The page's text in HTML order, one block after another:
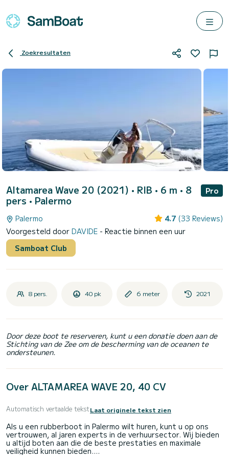
Zoekresultaten
Altamarea Wave 20 (2021) • RIB • 6 m • 8
pers • Palermo
Pro
Palermo 4.7 (33 Reviews)
Voorgesteld door DAVIDE - Reactie binnen een uur
Samboat Club
8 pers. 40 pk 6 meter 2021
Door deze boot te reserveren, kunt u een donatie doen aan de
Stichting van de Zee om de bescherming van de oceanen te
ondersteunen.
Over ALTAMAREA WAVE 20, 40 CV
Automatisch vertaalde tekstLaat originele tekst zien
Als u een rubberboot in Palermo wilt huren, kunt u op ons
vertrouwen, al jaren experts in de verhuursector. Wij bieden
u altijd boten aan die de beste prestaties en maximale
veiligheid kunnen bieden.